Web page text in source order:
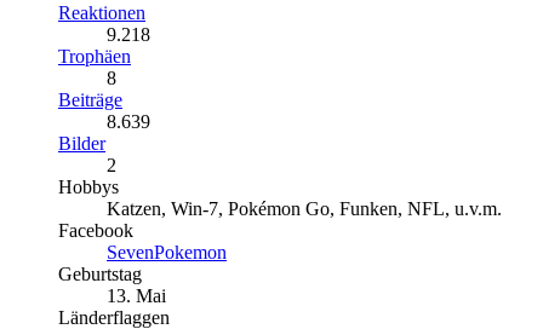
Reaktionen
9.218
Trophäen
8
Beiträge
8.639
Bilder
2
Hobbys
Katzen, Win-7, Pokémon Go, Funken, NFL, u.v.m.
Facebook
SevenPokemon
Geburtstag
13. Mai
Länderflaggen